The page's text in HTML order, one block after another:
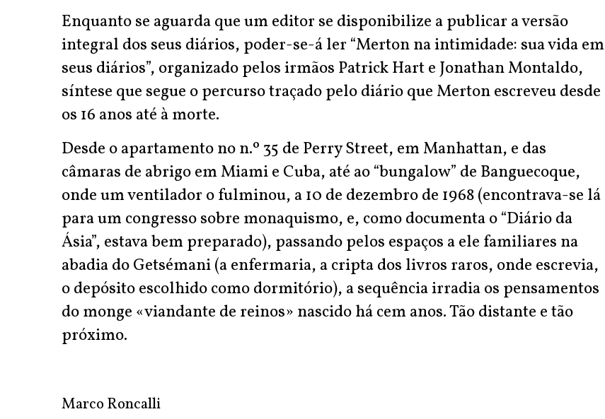
Enquanto se aguarda que um editor se disponibilize a publicar a versão
integral dos seus diários, poder-se-á ler “Merton na intimidade: sua vida em
seus diários”, organizado pelos irmãos Patrick Hart e Jonathan Montaldo,
síntese que segue o percurso traçado pelo diário que Merton escreveu desde
os 16 anos até à morte.
Desde o apartamento no n.º 35 de Perry Street, em Manhattan, e das
câmaras de abrigo em Miami e Cuba, até ao “bungalow” de Banguecoque,
onde um ventilador o fulminou, a 10 de dezembro de 1968 (encontrava-se lá
para um congresso sobre monaquismo, e, como documenta o “Diário da
Ásia”, estava bem preparado), passando pelos espaços a ele familiares na
abadia do Getsémani (a enfermaria, a cripta dos livros raros, onde escrevia,
o depósito escolhido como dormitório), a sequência irradia os pensamentos
do monge «viandante de reinos» nascido há cem anos. Tão distante e tão
próximo.
Marco Roncalli